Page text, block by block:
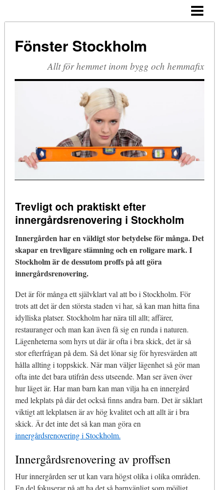
TRÄ OCH ALUMINIUM
Fönster Stockholm
Allt för hemmet inom bygg och hemmafix
Trevligt och praktiskt efter
innergårdsrenovering i Stockholm
Innergården har en väldigt stor betydelse för många. Det
skapar en trevligare stämning och en roligare mark. I
Stockholm är de dessutom proffs på att göra
innergårdsrenovering.
Det är för många ett självklart val att bo i Stockholm. För
trots att det är den största staden vi har, så kan man hitta fina
idylliska platser. Stockholm har nära till allt; affärer,
restauranger och man kan även få sig en runda i naturen.
Lägenheterna som hyrs ut där är ofta i bra skick, det är så
stor efterfrågan på dem. Så det lönar sig för hyresvärden att
hålla allting i toppskick. När man väljer lägenhet så gör man
ofta inte det bara utifrån dess utseende. Man ser även över
hur läget är. Har man barn kan man vilja ha en innergård
med lekplats på där det också finns andra barn. Det är såklart
viktigt att lekplatsen är av hög kvalitet och att allt är i bra
skick. Är det inte det så kan man göra en
innergårdsrenovering i Stockholm.
Innergårdsrenovering av proffsen
Hur innergården ser ut kan vara högst olika i olika områden.